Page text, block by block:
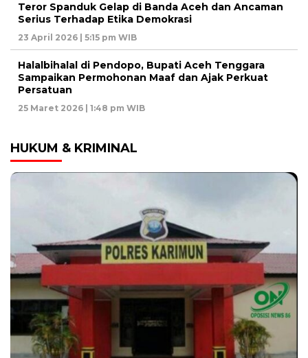
Teror Spanduk Gelap di Banda Aceh dan Ancaman
Serius Terhadap Etika Demokrasi
23 April 2026 | 5:15 pm WIB
Halalbihalal di Pendopo, Bupati Aceh Tenggara
Sampaikan Permohonan Maaf dan Ajak Perkuat
Persatuan
25 Maret 2026 | 1:48 pm WIB
HUKUM & KRIMINAL